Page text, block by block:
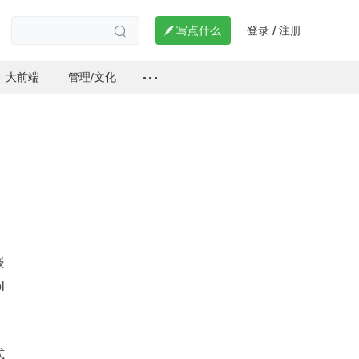
  写点什么 登录 / 注册
大前端 管理/文化